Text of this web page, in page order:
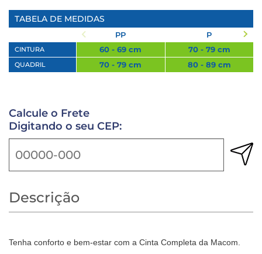
TABELA DE MEDIDAS
CINTURA
QUADRIL
PP
60 - 69 cm
70 - 79 cm
P
70 - 79 cm
80 - 89 cm
Calcule o Frete
Digitando o seu CEP:
Descrição
Tenha conforto e bem-estar com a Cinta Completa da Macom.